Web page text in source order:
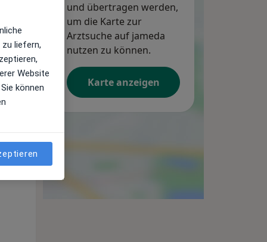
Mo,
und übertragen werden,
um die Karte zur
Arztsuche auf jameda
nutzen zu können.
Karte anzeigen
liefern,
Website
können